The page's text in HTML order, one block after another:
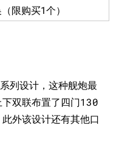
限购买1个）
列设计，这种舰炮最
双联布置了四门130
外该设计还有其他口